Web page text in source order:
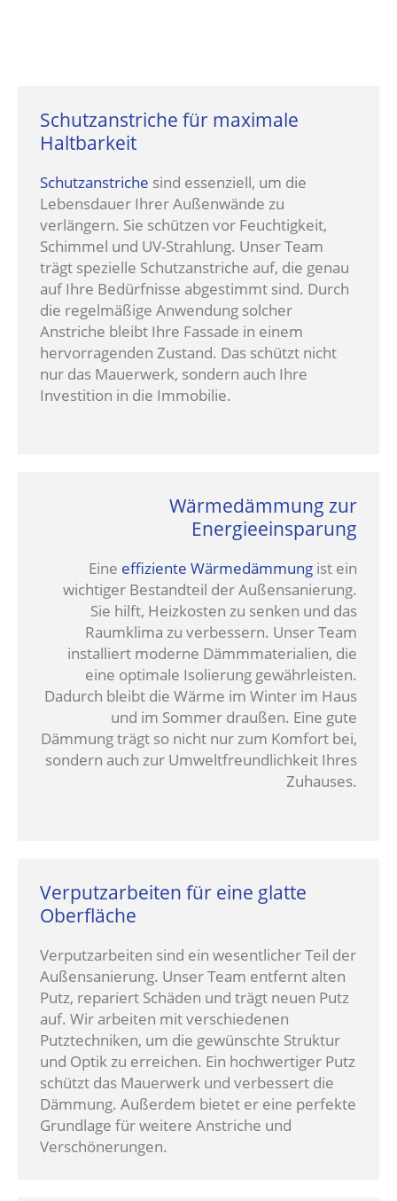
Schutzanstriche für maximale
Haltbarkeit
Schutzanstriche sind essenziell, um die
Lebensdauer Ihrer Außenwände zu
verlängern. Sie schützen vor Feuchtigkeit,
Schimmel und UV-Strahlung. Unser Team
trägt spezielle Schutzanstriche auf, die genau
auf Ihre Bedürfnisse abgestimmt sind. Durch
die regelmäßige Anwendung solcher
Anstriche bleibt Ihre Fassade in einem
hervorragenden Zustand. Das schützt nicht
nur das Mauerwerk, sondern auch Ihre
Investition in die Immobilie.
Wärmedämmung zur
Energieeinsparung
Eine effiziente Wärmedämmung ist ein
wichtiger Bestandteil der Außensanierung.
Sie hilft, Heizkosten zu senken und das
Raumklima zu verbessern. Unser Team
installiert moderne Dämmmaterialien, die
eine optimale Isolierung gewährleisten.
Dadurch bleibt die Wärme im Winter im Haus
und im Sommer draußen. Eine gute
Dämmung trägt so nicht nur zum Komfort bei,
sondern auch zur Umweltfreundlichkeit Ihres
Zuhauses.
Verputzarbeiten für eine glatte
Oberfläche
Verputzarbeiten sind ein wesentlicher Teil der
Außensanierung. Unser Team entfernt alten
Putz, repariert Schäden und trägt neuen Putz
auf. Wir arbeiten mit verschiedenen
Putztechniken, um die gewünschte Struktur
und Optik zu erreichen. Ein hochwertiger Putz
schützt das Mauerwerk und verbessert die
Dämmung. Außerdem bietet er eine perfekte
Grundlage für weitere Anstriche und
Verschönerungen.